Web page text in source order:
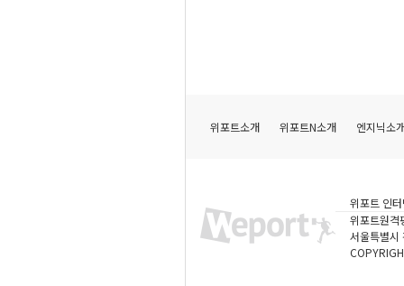
위포트소개 위포트N소개 엔지닉소
위포트 인
위포트원격
서울특별시